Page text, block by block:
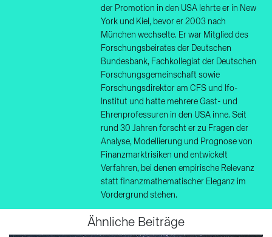
der Promotion in den USA lehrte er in New
York und Kiel, bevor er 2003 nach
München wechselte. Er war Mitglied des
Forschungsbeirates der Deutschen
Bundesbank, Fachkollegiat der Deutschen
Forschungsgemeinschaft sowie
Forschungsdirektor am CFS und Ifo-
Institut und hatte mehrere Gast- und
Ehrenprofessuren in den USA inne. Seit
rund 30 Jahren forscht er zu Fragen der
Analyse, Modellierung und Prognose von
Finanzmarktrisiken und entwickelt
Verfahren, bei denen empirische Relevanz
statt finanzmathematischer Eleganz im
Vordergrund stehen.
Ähnliche Beiträge